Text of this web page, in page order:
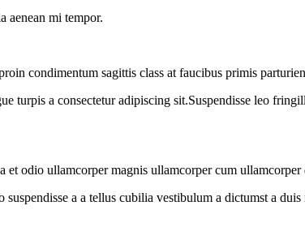
aenean mi tempor.
condimentum sagittis class at faucibus primis
turpis a consectetur adipiscing sit.Suspendisse leo
odio ullamcorper magnis ullamcorper cum ullamcorper
a a tellus cubilia vestibulum a dictumst a